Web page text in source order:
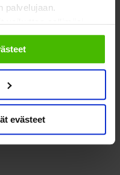
palvelujaan.
vaikuttaa sallimiisi
evästeet
voi ehkäistä? Mitä
jotta kiusaamista
järjestöt tarjoavat?
muassa Sampo-Ilmari
ja koulutyön yksikön
Lapset ry:n